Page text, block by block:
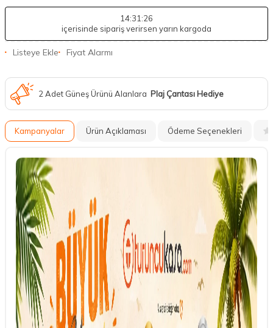
14:31 :25
içerisinde sipariş verirsen yarın kargoda
Listeye Ekle Fiyat Alarmı
2 Adet Güneş Ürünü Alanlara Plaj Çantası Hediye
Kampanyalar Ürün Açıklaması Ödeme Seçenekleri